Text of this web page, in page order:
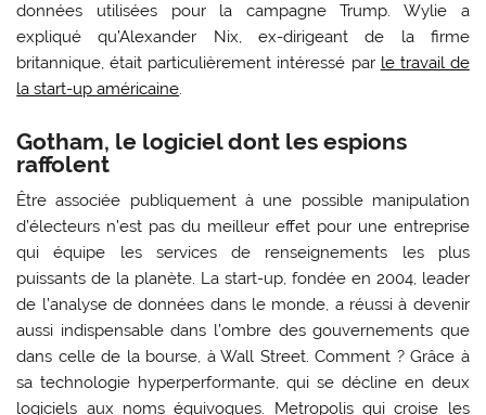
données utilisées pour la campagne Trump. Wylie a
expliqué qu’Alexander Nix, ex-dirigeant de la firme
britannique, était particulièrement intéressé par le travail de
la start-up américaine.
Gotham, le logiciel dont les espions
raffolent
Être associée publiquement à une possible manipulation
d’électeurs n’est pas du meilleur effet pour une entreprise
qui équipe les services de renseignements les plus
puissants de la planète. La start-up, fondée en 2004, leader
de l’analyse de données dans le monde, a réussi à devenir
aussi indispensable dans l’ombre des gouvernements que
dans celle de la bourse, à Wall Street. Comment ? Grâce à
sa technologie hyperperformante, qui se décline en deux
logiciels aux noms équivoques. Metropolis qui croise les